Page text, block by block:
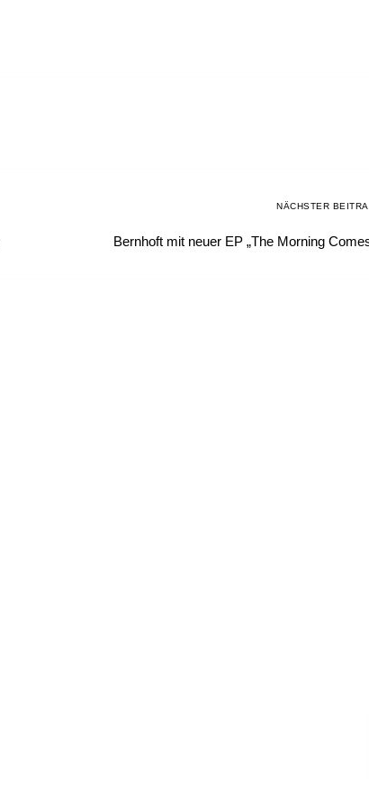
NÄCHSTER
Bernhoft mit neuer EP „The Morning